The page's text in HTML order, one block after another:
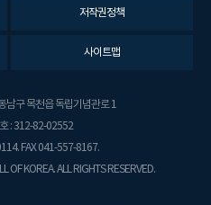
저작권정책
사이트맵
남구 목천읍 독립기념관로 1
: 312-82-02552
FAX 041-557-8167.
OF KOREA. ALL RIGHTS RESERVED.